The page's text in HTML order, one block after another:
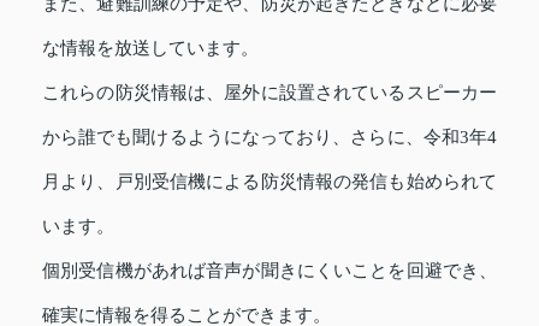
な情報を放送しています。
これらの防災情報は、屋外に設置されているスピーカー
から誰でも聞けるようになっており、さらに、令和3年4
月より、戸別受信機による防災情報の発信も始められて
います。
個別受信機があれば音声が聞きにくいことを回避でき、
確実に情報を得ることができます。